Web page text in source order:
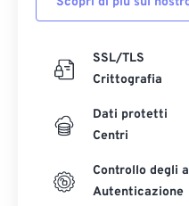
SSL/TLS
Crittografia
Dati protetti
Centri
Controllo degli
Autenticazione